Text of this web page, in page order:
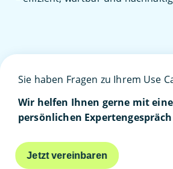
Sie haben Fragen zu Ihrem Use
Wir helfen Ihnen gerne mit
persönlichen
Jetzt vereinbaren